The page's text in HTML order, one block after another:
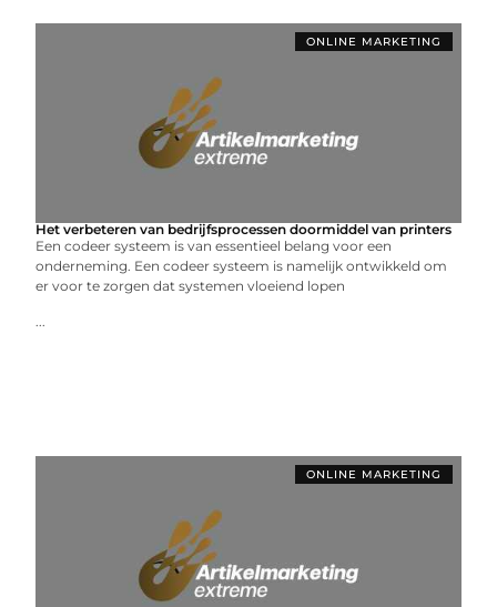
ONLINE MARKETING
Het verbeteren van bedrijfsprocessen doormiddel van printers
Een codeer systeem is van essentieel belang voor een
onderneming. Een codeer systeem is namelijk ontwikkeld om
er voor te zorgen dat systemen vloeiend lopen
...
ONLINE MARKETING